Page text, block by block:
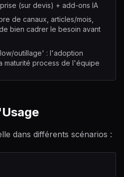
(sur devis) + add-ons IA
de canaux, articles/mois,
bien cadrer le besoin avant
outillage' : l'adoption
maturité process de l'équipe
dans différents scénarios :